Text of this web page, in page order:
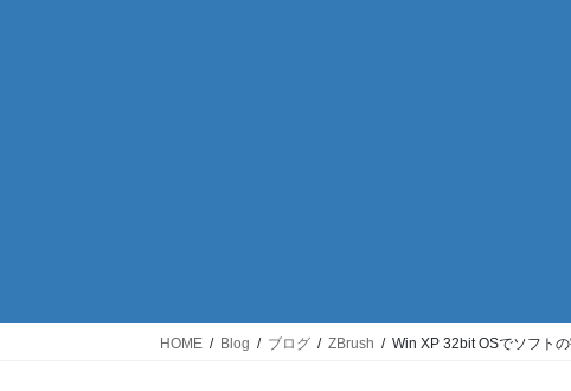
HOME Blog ブログ ZBrush Win XP 32bit OSでソフト